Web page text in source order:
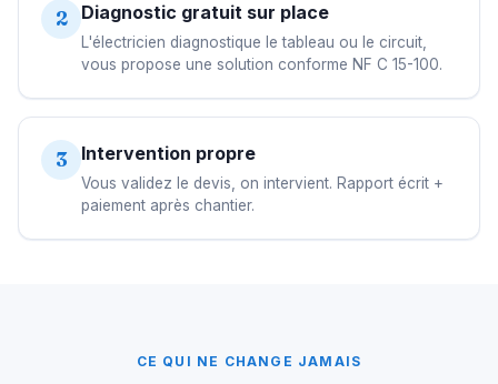
2 Diagnostic gratuit sur place
L'électricien diagnostique le tableau ou le circuit,
vous propose une solution conforme NF C 15-100.
3 Intervention propre
Vous validez le devis, on intervient. Rapport écrit +
paiement après chantier.
CE QUI NE CHANGE JAMAIS